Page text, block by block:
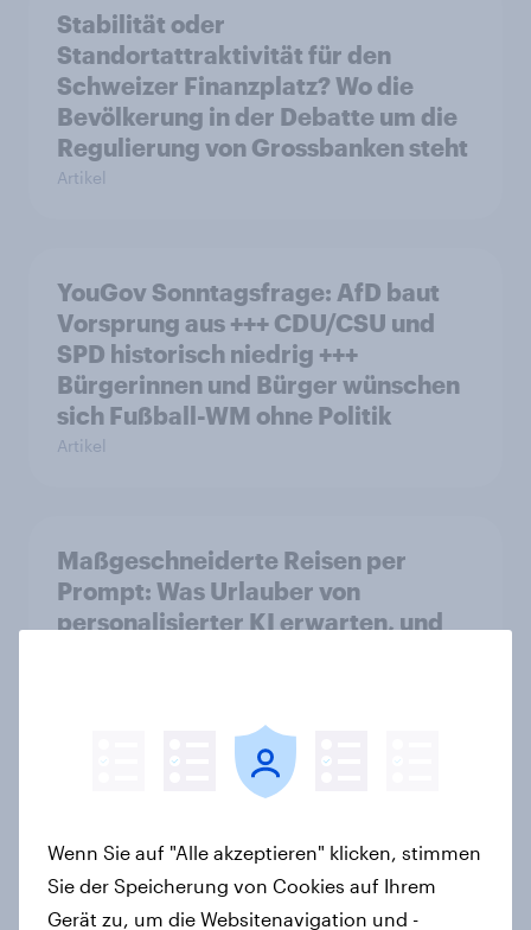
Stabilität oder
Standortattraktivität für den
Schweizer Finanzplatz? Wo die
Bevölkerung in der Debatte um die
Regulierung von Grossbanken steht
Artikel
YouGov Sonntagsfrage: AfD baut
Vorsprung aus +++ CDU/CSU und
SPD historisch niedrig +++
Bürgerinnen und Bürger wünschen
sich Fußball-WM ohne Politik
Artikel
Maßgeschneiderte Reisen per
Prompt: Was Urlauber von
personalisierter KI erwarten, und
Urlaubsplanung mit KI: Mehr
virtueller Reiseführer, weniger
Buchungsagent
Wenn Sie auf "Alle akzeptieren" klicken, stimmen
Sie der Speicherung von Cookies auf Ihrem
Gerät zu, um die Websitenavigation und -